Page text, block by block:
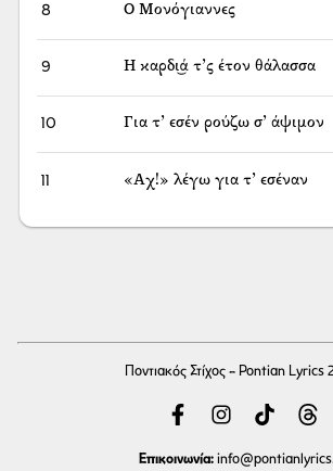
8 Ο Μονόγιαννες
9 Η καρδι͜ά τ’ς έτον θάλασσα
10 Για τ’ εσέν ρούζω σ’ άψιμον
11 «Αχ!» λέγω για τ’ εσέναν
Ποντιακός Στίχος - Pontian Lyrics
Επικοινωνία: info